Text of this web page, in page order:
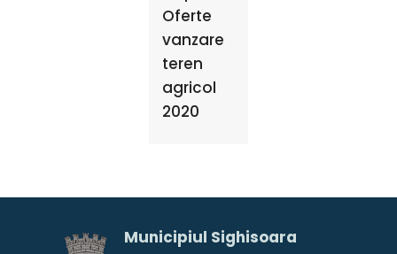
Oferte
vanzare
teren
agricol
2020
Municipiul Sighisoara